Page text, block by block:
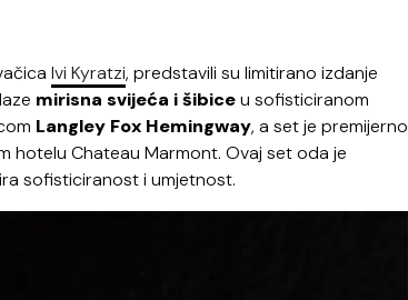
Ivi Kyratzi, predstavili su limitirano izdanje
mirisna svijeća i šibiceu sofisticiranom
Langley Fox Hemingway, a set je premijerno
hotelu Chateau Marmont. Ovaj set oda je
sofisticiranost i umjetnost.